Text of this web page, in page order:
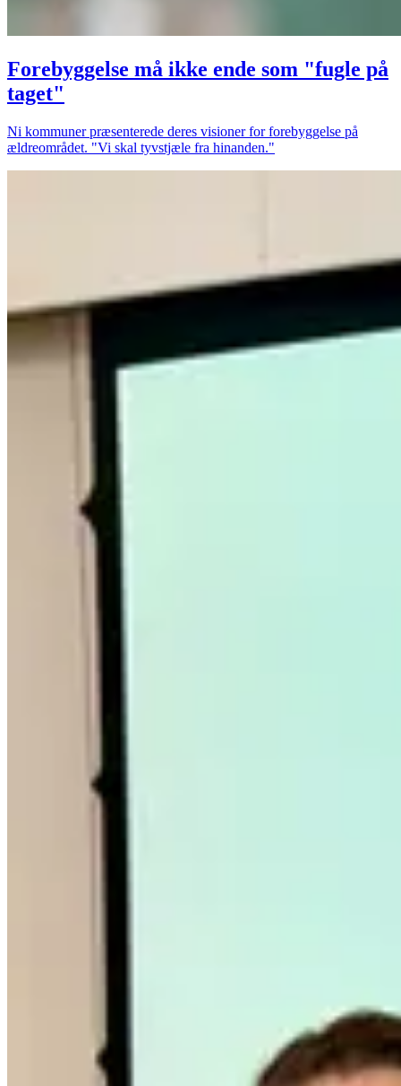
Forebyggelse må ikke ende som "fugle på
taget"
Ni kommuner præsenterede deres visioner for forebyggelse på
ældreområdet. "Vi skal tyvstjæle fra hinanden."